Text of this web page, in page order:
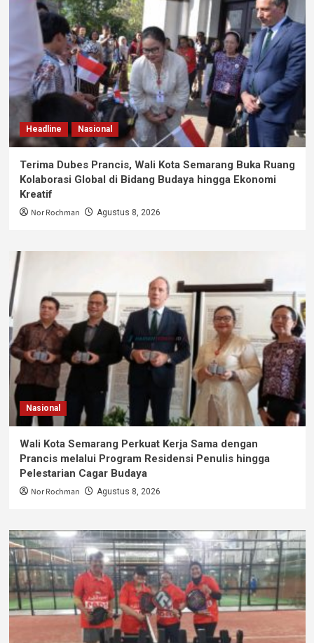
Headline Nasional
Terima Dubes Prancis, Wali Kota Semarang Buka Ruang
Kolaborasi Global di Bidang Budaya hingga Ekonomi
Kreatif
Nor Rochman Agustus 8, 2026
Nasional
Wali Kota Semarang Perkuat Kerja Sama dengan
Prancis melalui Program Residensi Penulis hingga
Pelestarian Cagar Budaya
Nor Rochman Agustus 8, 2026